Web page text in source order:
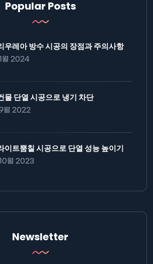
Popular Posts
우레아 방수 시공의 장점과 주의사항
월 2024
물 단열 시공으로 냉기 차단
월 2022
이트뿜칠 시공으로 단열 성능 높이기
월 2023
Newsletter